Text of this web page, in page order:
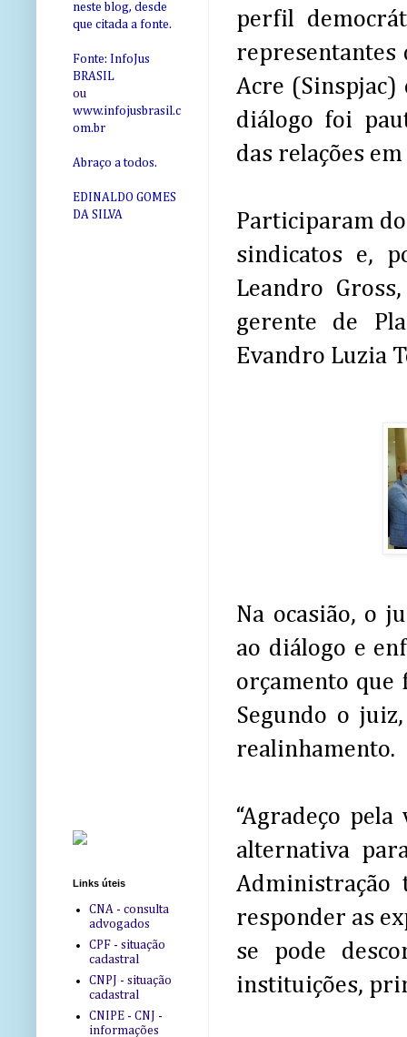
perfil
representantes
Acre (Sinspjac)
diálogo foi
das relações
Participaram
sindicatos e,
Leandro
gerente de
Evandro Luzia
Na ocasião, o
ao diálogo e
orçamento que
Segundo o
realinhamento.
“Agradeço
alternativa
Administração
responder as
se pode
instituições,
neste blog, desde
que citada a fonte.
Fonte: InfoJus
BRASIL
ou
www.infojusbrasil.c
om.br
Abraço a todos.
EDINALDO GOMES
DA SILVA
Links úteis
CNA - consulta
advogados
CPF - situação
cadastral
CNPJ - situação
cadastral
CNIPE - CNJ -
informações